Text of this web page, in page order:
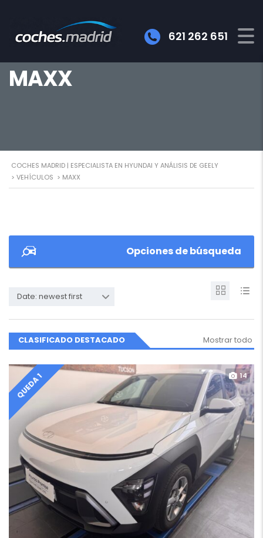
621 262 651
MAXX
COCHES MADRID | ESPECIALISTA EN HYUNDAI Y ANÁLISIS DE GEELY
> VEHÍCULOS > MAXX
Opciones de búsqueda
Date: newest first
CLASIFICADO DESTACADO Mostrar todo
QUEDA 1 14